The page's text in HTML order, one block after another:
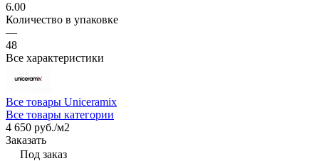
6.00
Количество в упаковке
—
48
Все характеристики
Все товары Uniceramix
Все товары категории
4 650 руб./м2
Заказать
Под заказ